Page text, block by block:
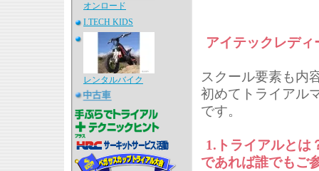
オンロード
I.TECH KIDS
レンタルバイク
アイテックレデ
スクール要素も内
初めてトライアル
です。
1.トライアルとは
であれば誰でもご